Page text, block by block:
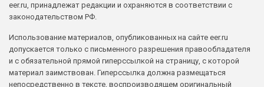
eer.ru, принадлежат редакции и охраняются в соответствии с
законодательством РФ.
Использование материалов, опубликованных на сайте eer.ru
допускается только с письменного разрешения правообладателя
и с обязательной прямой гиперссылкой на страницу, с которой
материал заимствован. Гиперссылка должна размещаться
непосредственно в тексте, воспроизводящем оригинальный